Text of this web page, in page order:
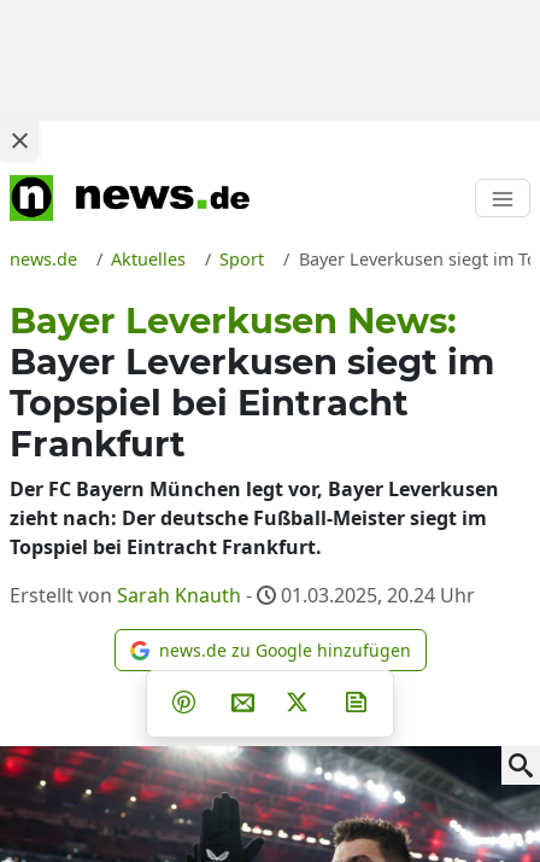
news.de Aktuelles Sport Bayer Leverkusen siegt im
Bayer Leverkusen News:
Bayer Leverkusen siegt im
Topspiel bei Eintracht
Frankfurt
Der FC Bayern München legt vor, Bayer Leverkusen
zieht nach: Der deutsche Fußball-Meister siegt im
Topspiel bei Eintracht Frankfurt.
Erstellt von Sarah Knauth - 01.03.2025, 20.24 Uhr
news.de zu Google
news.de zu Google hinzufügen
Teilen auf Facebook
Teilen auf Whatsapp
Teilen auf Telegram
Teilen auf Pinterest
Per E-Mail teilen
Post auf X